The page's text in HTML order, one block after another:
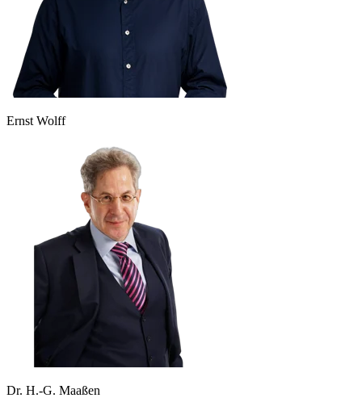
Ernst Wolff
Dr. H.-G. Maaßen